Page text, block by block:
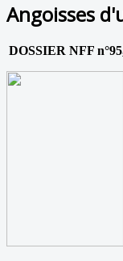
Angoisses
DOSSIER NFF